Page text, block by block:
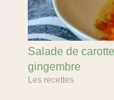
Salade de
gingembre
Les recettes